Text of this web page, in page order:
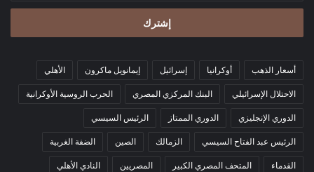
47.57 جنيه للشراء.
الإلكتروني
أسعار الذهب أوكرانيا إسرائيل إيمانويل ماكرون الأهلي
الاحتلال الإسرائيلي البنك المركزي المصري الحرب الروسية الأوكرانية
الدوري الإنجليزي الدوري الممتاز الرئيس السيسي
الرئيس عبد الفتاح السيسي الزمالك الصين الضفة الغربية
القدماء المتحف المصري الكبير المصريين النادي الأهلي